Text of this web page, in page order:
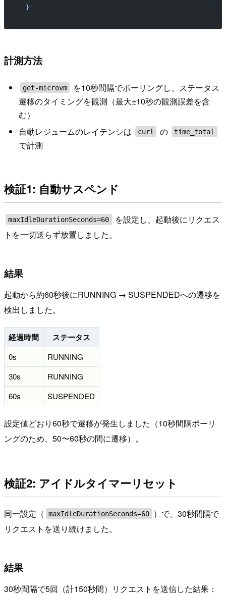
  }'
計測方法
get-microvm
を10秒間隔でポーリングし、ステータス
遷移のタイミングを観測（最大±10秒の観測誤差を含
む）
自動レジュームのレイテンシは
curl の time_total
で計測
検証1: 自動サスペンド
maxIdleDurationSeconds=60
を設定し、起動後にリクエス
トを一切送らず放置しました。
結果
起動から約60秒後にRUNNING → SUSPENDEDへの遷移を
検出しました。
経過時間 ステータス
0s
RUNNING
30s
RUNNING
60s
SUSPENDED
設定値どおり60秒で遷移が発生しました（10秒間隔ポーリ
ングのため、50〜60秒の間に遷移）。
検証2: アイドルタイマーリセット
同一設定（ maxIdleDurationSeconds=60
）で、30秒間隔で
リクエストを送り続けました。
結果
30秒間隔で5回（計150秒間）リクエストを送信した結果：